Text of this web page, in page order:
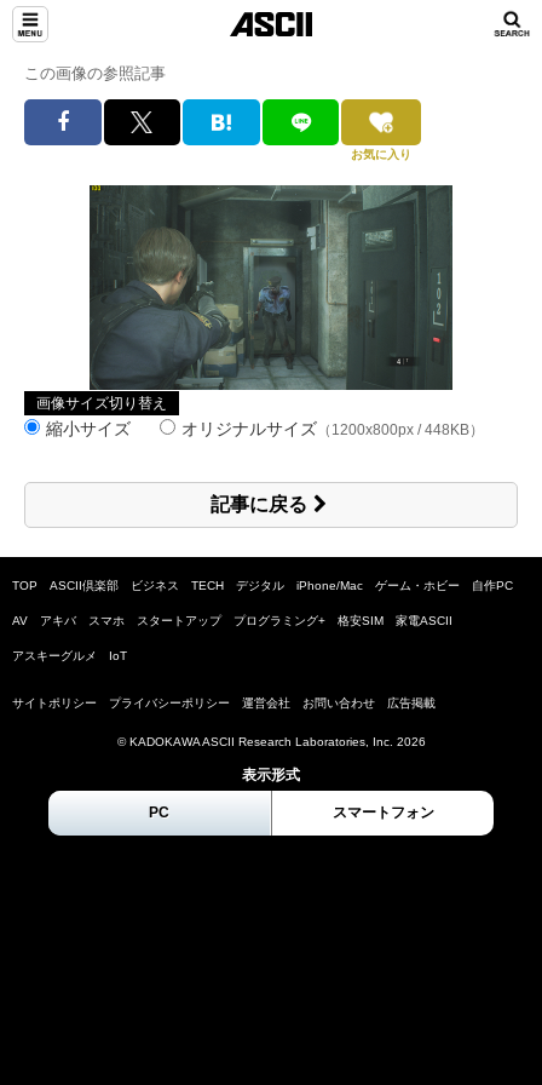
この画像の参照記事
お気に入り
画像サイズ切り替え
縮小サイズ オリジナルサイズ （1200x800px / 448KB）
記事に戻る
TOP ASCII倶楽部 ビジネス TECH デジタル iPhone/Mac ゲーム・ホビー 自作PC
AV アキバ スマホ スタートアップ プログラミング+ 格安SIM 家電ASCII
アスキーグルメ IoT
サイトポリシー プライバシーポリシー 運営会社 お問い合わせ 広告掲載
© KADOKAWA ASCII Research Laboratories, Inc. 2026
表示形式
PC スマートフォン